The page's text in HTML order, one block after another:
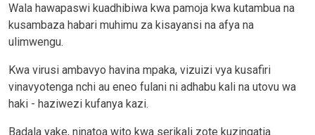
Wala hawapaswi kuadhibiwa kwa pamoja kwa kutambua na
kusambaza habari muhimu za kisayansi na afya na
ulimwengu.
Kwa virusi ambavyo havina mpaka, vizuizi vya kusafiri
vinavyotenga nchi au eneo fulani ni adhabu kali na utovu wa
haki - haziwezi kufanya kazi.
Badala yake, ninatoa wito kwa serikali zote kuzingatia